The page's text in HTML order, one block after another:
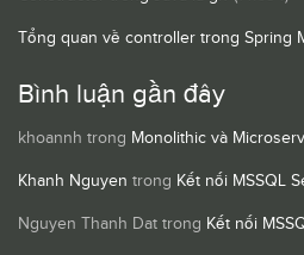
Tổng quan về controller trong Spring
Bình luận gần đây
khoannh trong Monolithic và
Khanh Nguyen trong Kết nối MSSQL
Nguyen Thanh Dat trong Kết nối